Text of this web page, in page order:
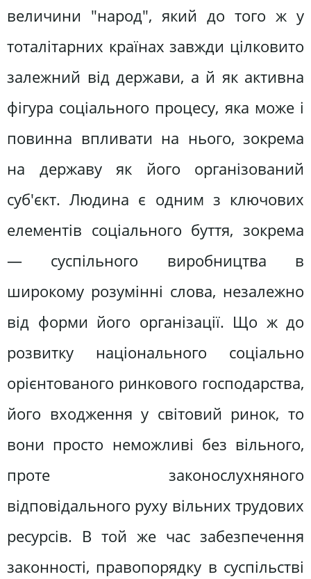
величини "народ", який до того ж у
тоталітарних країнах завжди цілковито
залежний від держави, а й як активна
фігура соціального процесу, яка може і
повинна впливати на нього, зокрема
на державу як його організований
суб'єкт. Людина є одним з ключових
елементів соціального буття, зокрема
— суспільного виробництва в
широкому розумінні слова, незалежно
від форми його організації. Що ж до
розвитку національного соціально
орієнтованого ринкового господарства,
його входження у світовий ринок, то
вони просто неможливі без вільного,
проте законослухняного
відповідального руху вільних трудових
ресурсів. В той же час забезпечення
законності, правопорядку в суспільстві